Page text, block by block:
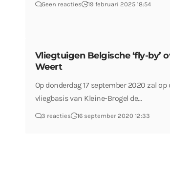
Geen reacties 19 februari 2025 18:54
Vliegtuigen Belgische ‘fly-by’
Weert
Op donderdag 17 september 2020 zal op
vliegbasis van Kleine-Brogel de…
3 reacties 16 september 2020 12:33